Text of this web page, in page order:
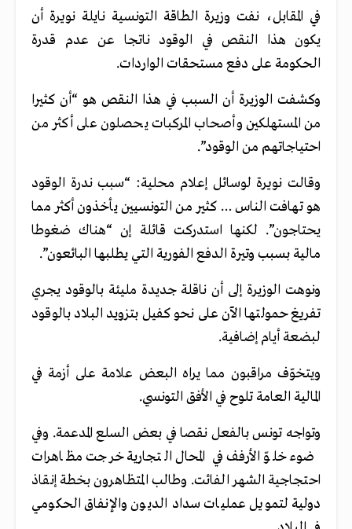
في المقابل، نفت وزيرة الطاقة التونسية نايلة نويرة أن
يكون هذا النقص في الوقود ناتجا عن عدم قدرة
الحكومة على دفع مستحقات الواردات.
وكشفت الوزيرة أن السبب في هذا النقص هو “أن كثيرا
من المستهلكين وأصحاب المركبات يحصلون على أكثر من
احتياجاتهم من الوقود”.
وقالت نويرة لوسائل إعلام محلية: “سبب ندرة الوقود
هو تهافت الناس … كثير من التونسيين يأخذون أكثر مما
يحتاجون”. لكنها استدركت قائلة إن “هناك ضغوطا
مالية بسبب وتيرة الدفع الفورية التي يطلبها البائعون”.
ونوهت الوزيرة إلى أن ناقلة جديدة مليئة بالوقود يجري
تفريغ حمولتها الآن على نحو كفيل بتزويد البلاد بالوقود
لبضعة أيام إضافية.
ويتخوّف مراقبون مما يراه البعض علامة على أزمة في
المالية العامة تلوح في الأفق التونسي.
وتواجه تونس بالفعل نقصا في بعض السلع المدعمة. وفي
ضوء خلوّ الأرفف في المحال التجارية خرجت مظاهرات
احتجاجية الشهر الفائت. وطالب المتظاهرون بخطة إنقاذ
دولية لتمويل عمليات سداد الديون والإنفاق الحكومي